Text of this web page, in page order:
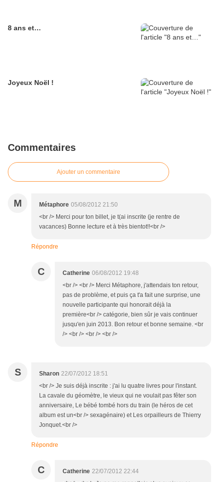
8 ans et…
Joyeux Noël !
Commentaires
Ajouter un commentaire
M Métaphore 05/08/2012 21:50
<br /> Merci pour ton billet, je t(ai inscrite (je rentre de
vacances) Bonne lecture et à très bientot!!<br />
Répondre
C Catherine 06/08/2012 19:48
<br /> <br /> Merci Métaphore, j'attendais ton retour,
pas de problème, et puis ça t'a fait une surprise, une
nouvelle participante qui honorait déjà la
première<br /> catégorie, bien sûr je vais continuer
jusqu'en juin 2013. Bon retour et bonne semaine. <br
/> <br /> <br /> <br />
S Sharon 22/07/2012 18:51
<br /> Je suis déjà inscrite : j'ai lu quatre livres pour l'instant.
La cavale du géomètre, le vieux qui ne voulait pas fêter son
anniversaire, Le bébé tombé hors du train (le héros de cet
album est un<br /> sexagénaire) et Les orpailleurs de Thierry
Jonquet.<br />
Répondre
C Catherine 22/07/2012 22:44